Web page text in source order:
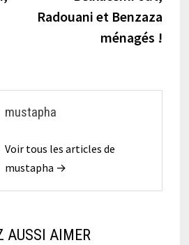
Radouani et Benzaza
ménagés !
mustapha
Voir tous les articles de
mustapha →
AUSSI AIMER